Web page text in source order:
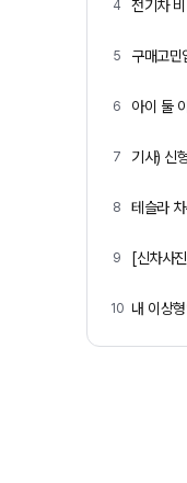
4 전기차
5 구매고민
6
7
8 테슬라
9
10 내 이상